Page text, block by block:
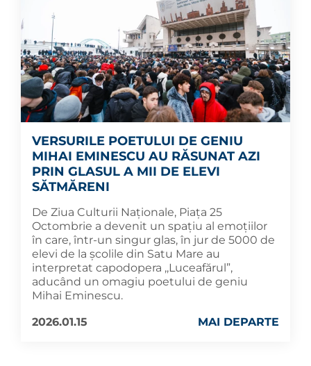
VERSURILE POETULUI DE GENIU
MIHAI EMINESCU AU RĂSUNAT AZI
PRIN GLASUL A MII DE ELEVI
SĂTMĂRENI
De Ziua Culturii Naționale, Piața 25
Octombrie a devenit un spațiu al emoțiilor
în care, într-un singur glas, în jur de 5000 de
elevi de la școlile din Satu Mare au
interpretat capodopera ,,Luceafărul”,
aducând un omagiu poetului de geniu
Mihai Eminescu.
2026.01.15
MAI DEPARTE